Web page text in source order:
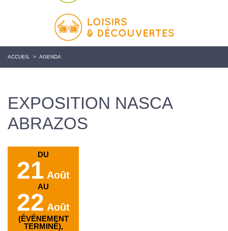
ACCUEIL > AGENDA
EXPOSITION NASCA
ABRAZOS
DU
21 Août
AU
22 Août
(ÉVÉNEMENT
TERMINÉ),